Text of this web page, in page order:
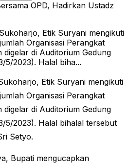
Etik Suryani mengikuti
Organisasi Perangkat
digelar di Auditorium Gedung
5/2023). Halal biha...
Etik Suryani mengikuti
Organisasi Perangkat
digelar di Auditorium Gedung
5/2023). Halal bihalal tersebut
Setyo.
Bupati mengucapkan